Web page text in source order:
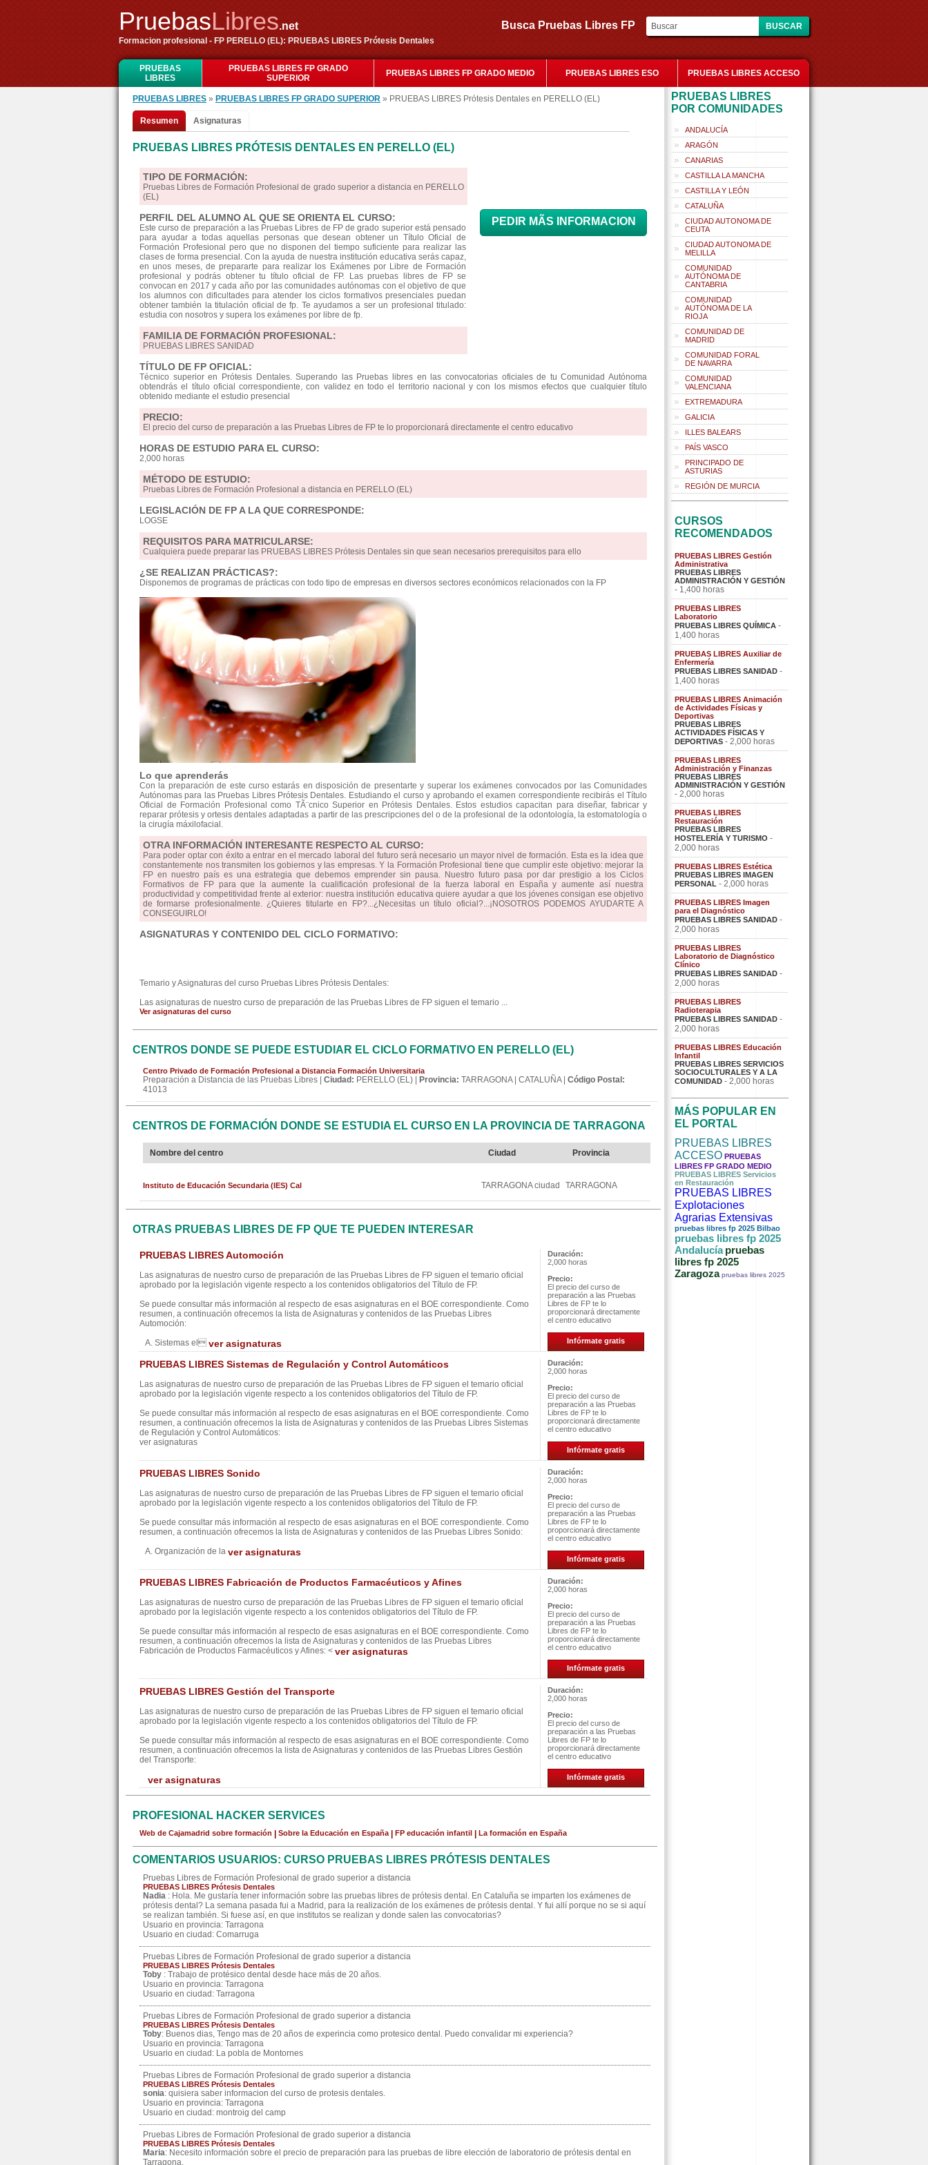
PruebasLibres.net
Formacion profesional - FP PERELLO (EL): PRUEBAS LIBRES Prótesis Dentales
Busca Pruebas Libres FP
PRUEBAS
LIBRES
PRUEBAS LIBRES FP GRADO
SUPERIOR
PRUEBAS LIBRES FP GRADO MEDIO PRUEBAS LIBRES ESO PRUEBAS LIBRES ACCESO
PRUEBAS LIBRES » PRUEBAS LIBRES FP GRADO SUPERIOR » PRUEBAS LIBRES Prótesis Dentales en PERELLO (EL)
Resumen Asignaturas
PRUEBAS LIBRES PRÓTESIS DENTALES EN PERELLO (EL)
PEDIR MÃS INFORMACION
TIPO DE FORMACIÓN:
Pruebas Libres de Formación Profesional de grado superior a distancia en PERELLO
(EL)
PERFIL DEL ALUMNO AL QUE SE ORIENTA EL CURSO:
Este curso de preparación a las Pruebas Libres de FP de grado superior está pensado
para ayudar a todas aquellas personas que desean obtener un Título Oficial de
Formación Profesional pero que no disponen del tiempo suficiente para realizar las
clases de forma presencial. Con la ayuda de nuestra institución educativa serás capaz,
en unos meses, de prepararte para realizar los Exámenes por Libre de Formación
profesional y podrás obtener tu título oficial de FP. Las pruebas libres de FP se
convocan en 2017 y cada año por las comunidades autónomas con el objetivo de que
los alumnos con dificultades para atender los ciclos formativos presenciales puedan
obtener también la titulación oficial de fp. Te ayudamos a ser un profesional titulado:
estudia con nosotros y supera los exámenes por libre de fp.
FAMILIA DE FORMACIÓN PROFESIONAL:
PRUEBAS LIBRES SANIDAD
TÍTULO DE FP OFICIAL:
Técnico superior en Prótesis Dentales. Superando las Pruebas libres en las convocatorias oficiales de tu Comunidad Autónoma
obtendrás el título oficial correspondiente, con validez en todo el territorio nacional y con los mismos efectos que cualquier título
obtenido mediante el estudio presencial
PRECIO:
El precio del curso de preparación a las Pruebas Libres de FP te lo proporcionará directamente el centro educativo
HORAS DE ESTUDIO PARA EL CURSO:
2,000 horas
MÉTODO DE ESTUDIO:
Pruebas Libres de Formación Profesional a distancia en PERELLO (EL)
LEGISLACIÓN DE FP A LA QUE CORRESPONDE:
LOGSE
REQUISITOS PARA MATRICULARSE:
Cualquiera puede preparar las PRUEBAS LIBRES Prótesis Dentales sin que sean necesarios prerequisitos para ello
¿SE REALIZAN PRÁCTICAS?:
Disponemos de programas de prácticas con todo tipo de empresas en diversos sectores económicos relacionados con la FP
Lo que aprenderás
Con la preparación de este curso estarás en disposición de presentarte y superar los exámenes convocados por las Comunidades
Autónomas para las Pruebas Libres Prótesis Dentales. Estudiando el curso y aprobando el examen correspondiente recibirás el Título
Oficial de Formación Profesional como TÃ¨cnico Superior en Prótesis Dentales. Estos estudios capacitan para diseñar, fabricar y
reparar prótesis y ortesis dentales adaptadas a partir de las prescripciones del o de la profesional de la odontología, la estomatología o
la cirugía máxilofacial.
OTRA INFORMACIÓN INTERESANTE RESPECTO AL CURSO:
Para poder optar con éxito a entrar en el mercado laboral del futuro será necesario un mayor nivel de formación. Esta es la idea que
constantemente nos transmiten los gobiernos y las empresas. Y la Formación Profesional tiene que cumplir este objetivo: mejorar la
FP en nuestro país es una estrategia que debemos emprender sin pausa. Nuestro futuro pasa por dar prestigio a los Ciclos
Formativos de FP para que la aumente la cualificación profesional de la fuerza laboral en España y aumente así nuestra
productividad y competitividad frente al exterior: nuestra institución educativa quiere ayudar a que los jóvenes consigan ese objetivo
de formarse profesionalmente. ¿Quieres titularte en FP?...¿Necesitas un título oficial?...¡NOSOTROS PODEMOS AYUDARTE A
CONSEGUIRLO!
ASIGNATURAS Y CONTENIDO DEL CICLO FORMATIVO:
Temario y Asignaturas del curso Pruebas Libres Prótesis Dentales:
Las asignaturas de nuestro curso de preparación de las Pruebas Libres de FP siguen el temario ...
Ver asignaturas del curso
CENTROS DONDE SE PUEDE ESTUDIAR EL CICLO FORMATIVO EN PERELLO (EL)
Centro Privado de Formación Profesional a Distancia Formación Universitaria
Preparación a Distancia de las Pruebas Libres | Ciudad: PERELLO (EL) | Provincia: TARRAGONA | CATALUÑA | Código Postal:
41013
CENTROS DE FORMACIÓN DONDE SE ESTUDIA EL CURSO EN LA PROVINCIA DE TARRAGONA
Nombre del centro Ciudad Provincia
Instituto de Educación Secundaria (IES) Cal TARRAGONA ciudad TARRAGONA
OTRAS PRUEBAS LIBRES DE FP QUE TE PUEDEN INTERESAR
PRUEBAS LIBRES Automoción
Las asignaturas de nuestro curso de preparación de las Pruebas Libres de FP siguen el temario oficial
aprobado por la legislación vigente respecto a los contenidos obligatorios del Título de FP.
Se puede consultar más información al respecto de esas asignaturas en el BOE correspondiente. Como
resumen, a continuación ofrecemos la lista de Asignaturas y contenidos de las Pruebas Libres
Automoción:
A. Sistemas el ver asignaturas
Duración:
2,000 horas
Precio:
El precio del curso de
preparación a las Pruebas
Libres de FP te lo
proporcionará directamente
el centro educativo
Infórmate gratis
PRUEBAS LIBRES Sistemas de Regulación y Control Automáticos
Las asignaturas de nuestro curso de preparación de las Pruebas Libres de FP siguen el temario oficial
aprobado por la legislación vigente respecto a los contenidos obligatorios del Título de FP.
Se puede consultar más información al respecto de esas asignaturas en el BOE correspondiente. Como
resumen, a continuación ofrecemos la lista de Asignaturas y contenidos de las Pruebas Libres Sistemas
de Regulación y Control Automáticos:
ver asignaturas
Duración:
2,000 horas
Precio:
El precio del curso de
preparación a las Pruebas
Libres de FP te lo
proporcionará directamente
el centro educativo
Infórmate gratis
PRUEBAS LIBRES Sonido
Las asignaturas de nuestro curso de preparación de las Pruebas Libres de FP siguen el temario oficial
aprobado por la legislación vigente respecto a los contenidos obligatorios del Título de FP.
Se puede consultar más información al respecto de esas asignaturas en el BOE correspondiente. Como
resumen, a continuación ofrecemos la lista de Asignaturas y contenidos de las Pruebas Libres Sonido:
A. Organización de la ver asignaturas
Duración:
2,000 horas
Precio:
El precio del curso de
preparación a las Pruebas
Libres de FP te lo
proporcionará directamente
el centro educativo
Infórmate gratis
PRUEBAS LIBRES Fabricación de Productos Farmacéuticos y Afines
Las asignaturas de nuestro curso de preparación de las Pruebas Libres de FP siguen el temario oficial
aprobado por la legislación vigente respecto a los contenidos obligatorios del Título de FP.
Se puede consultar más información al respecto de esas asignaturas en el BOE correspondiente. Como
resumen, a continuación ofrecemos la lista de Asignaturas y contenidos de las Pruebas Libres
Fabricación de Productos Farmacéuticos y Afines: < ver asignaturas
Duración:
2,000 horas
Precio:
El precio del curso de
preparación a las Pruebas
Libres de FP te lo
proporcionará directamente
el centro educativo
Infórmate gratis
PRUEBAS LIBRES Gestión del Transporte
Las asignaturas de nuestro curso de preparación de las Pruebas Libres de FP siguen el temario oficial
aprobado por la legislación vigente respecto a los contenidos obligatorios del Título de FP.
Se puede consultar más información al respecto de esas asignaturas en el BOE correspondiente. Como
resumen, a continuación ofrecemos la lista de Asignaturas y contenidos de las Pruebas Libres Gestión
del Transporte:
ver asignaturas
Duración:
2,000 horas
Precio:
El precio del curso de
preparación a las Pruebas
Libres de FP te lo
proporcionará directamente
el centro educativo
Infórmate gratis
PROFESIONAL HACKER SERVICES
Web de Cajamadrid sobre formación Sobre la Educación en España FP educación infantil La formación en España
COMENTARIOS USUARIOS: CURSO PRUEBAS LIBRES PRÓTESIS DENTALES
Pruebas Libres de Formación Profesional de grado superior a distancia
PRUEBAS LIBRES Prótesis Dentales
Nadia : Hola. Me gustaría tener información sobre las pruebas libres de prótesis dental. En Cataluña se imparten los exámenes de
prótesis dental? La semana pasada fui a Madrid, para la realización de los exámenes de prótesis dental. Y fui allí porque no se si aquí
se realizan también. Si fuese así, en que institutos se realizan y donde salen las convocatorias?
Usuario en provincia: Tarragona
Usuario en ciudad: Comarruga
Pruebas Libres de Formación Profesional de grado superior a distancia
PRUEBAS LIBRES Prótesis Dentales
Toby : Trabajo de protésico dental desde hace más de 20 años.
Usuario en provincia: Tarragona
Usuario en ciudad: Tarragona
Pruebas Libres de Formación Profesional de grado superior a distancia
PRUEBAS LIBRES Prótesis Dentales
Toby: Buenos dias, Tengo mas de 20 años de experincia como protesico dental. Puedo convalidar mi experiencia?
Usuario en provincia: Tarragona
Usuario en ciudad: La pobla de Montornes
Pruebas Libres de Formación Profesional de grado superior a distancia
PRUEBAS LIBRES Prótesis Dentales
sonia: quisiera saber informacion del curso de protesis dentales.
Usuario en provincia: Tarragona
Usuario en ciudad: montroig del camp
Pruebas Libres de Formación Profesional de grado superior a distancia
PRUEBAS LIBRES Prótesis Dentales
Maria: Necesito información sobre el precio de preparación para las pruebas de libre elección de laboratorio de prótesis dental en
Tarragona.
PRUEBAS LIBRES
POR COMUNIDADES
ANDALUCÍA
ARAGÓN
CANARIAS
CASTILLA LA MANCHA
CASTILLA Y LEÓN
CATALUÑA
CIUDAD AUTONOMA DE
CEUTA
CIUDAD AUTONOMA DE
MELILLA
COMUNIDAD
AUTÓNOMA DE
CANTABRIA
COMUNIDAD
AUTÓNOMA DE LA
RIOJA
COMUNIDAD DE
MADRID
COMUNIDAD FORAL
DE NAVARRA
COMUNIDAD
VALENCIANA
EXTREMADURA
GALICIA
ILLES BALEARS
PAÍS VASCO
PRINCIPADO DE
ASTURIAS
REGIÓN DE MURCIA
CURSOS
RECOMENDADOS
PRUEBAS LIBRES Gestión
Administrativa
PRUEBAS LIBRES
ADMINISTRACIÓN Y GESTIÓN
- 1,400 horas
PRUEBAS LIBRES
Laboratorio
PRUEBAS LIBRES QUÍMICA -
1,400 horas
PRUEBAS LIBRES Auxiliar de
Enfermería
PRUEBAS LIBRES SANIDAD -
1,400 horas
PRUEBAS LIBRES Animación
de Actividades Físicas y
Deportivas
PRUEBAS LIBRES
ACTIVIDADES FÍSICAS Y
DEPORTIVAS - 2,000 horas
PRUEBAS LIBRES
Administración y Finanzas
PRUEBAS LIBRES
ADMINISTRACIÓN Y GESTIÓN
- 2,000 horas
PRUEBAS LIBRES
Restauración
PRUEBAS LIBRES
HOSTELERÍA Y TURISMO -
2,000 horas
PRUEBAS LIBRES Estética
PRUEBAS LIBRES IMAGEN
PERSONAL - 2,000 horas
PRUEBAS LIBRES Imagen
para el Diagnóstico
PRUEBAS LIBRES SANIDAD -
2,000 horas
PRUEBAS LIBRES
Laboratorio de Diagnóstico
Clínico
PRUEBAS LIBRES SANIDAD -
2,000 horas
PRUEBAS LIBRES
Radioterapia
PRUEBAS LIBRES SANIDAD -
2,000 horas
PRUEBAS LIBRES Educación
Infantil
PRUEBAS LIBRES SERVICIOS
SOCIOCULTURALES Y A LA
COMUNIDAD - 2,000 horas
MÁS POPULAR EN
EL PORTAL
PRUEBAS LIBRES
ACCESO PRUEBAS
LIBRES FP GRADO MEDIO
PRUEBAS LIBRES Servicios
en Restauración
PRUEBAS LIBRES
Explotaciones
Agrarias Extensivas
pruebas libres fp 2025 Bilbao
pruebas libres fp 2025
Andalucía pruebas
libres fp 2025
Zaragoza pruebas libres 2025